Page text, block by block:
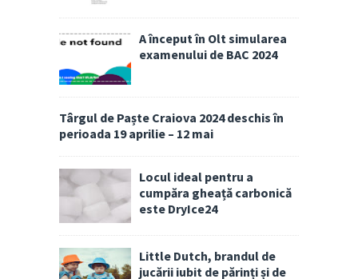
A început în Olt simularea
examenului de BAC 2024
Târgul de Paște Craiova 2024 deschis în
perioada 19 aprilie – 12 mai
Locul ideal pentru a
cumpăra gheață carbonică
este DryIce24
Little Dutch, brandul de
jucării iubit de părinți și de